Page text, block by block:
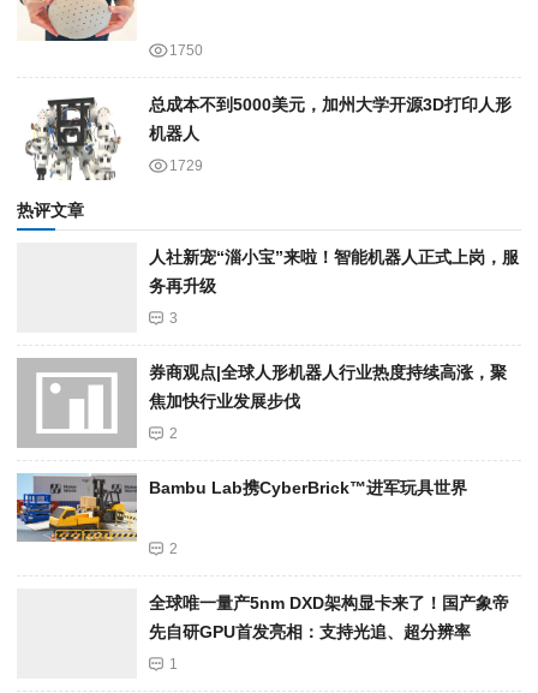
1750
总成本不到5000美元，加州大学开源3D打印人形
机器人
1729
热评文章
人社新宠“淄小宝”来啦！智能机器人正式上岗，服
务再升级
3
券商观点|全球人形机器人行业热度持续高涨，聚
焦加快行业发展步伐
2
Bambu Lab携Cyber​​Brick™进军玩具世界
2
全球唯一量产5nm DXD架构显卡来了！国产象帝
先自研GPU首发亮相：支持光追、超分辨率
1